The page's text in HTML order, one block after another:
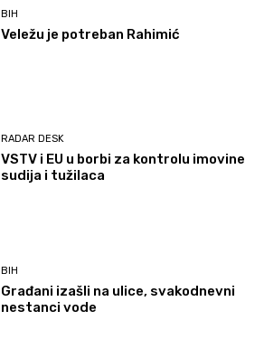
BIH
Veležu je potreban Rahimić
RADAR DESK
VSTV i EU u borbi za kontrolu imovine
sudija i tužilaca
BIH
Građani izašli na ulice, svakodnevni
nestanci vode